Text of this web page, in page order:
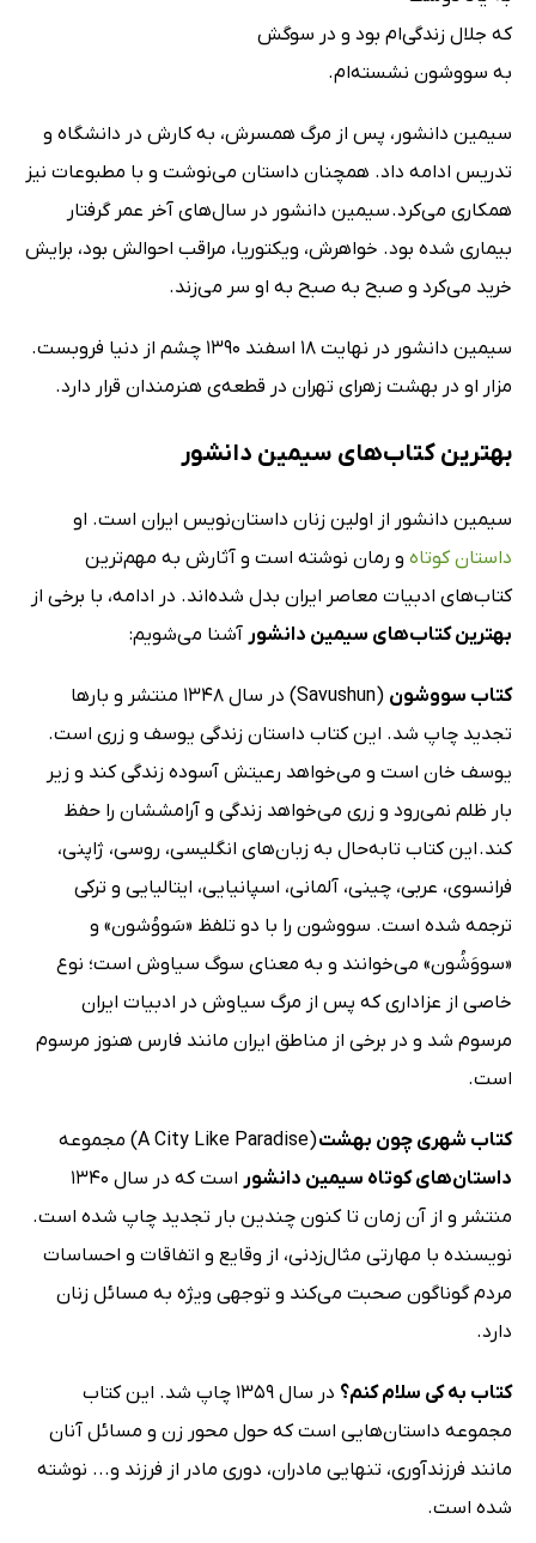
که جلال زندگی‌ام بود و در سوگش
به سووشون نشسته‌ام.
سیمین دانشور، پس از مرگ همسرش، به کارش در دانشگاه و
تدریس ادامه داد. همچنان داستان می‌نوشت و با مطبوعات نیز
همکاری می‌کرد. سیمین دانشور در سال‌های آخر عمر گرفتار
بیماری شده بود. خواهرش، ویکتوریا، مراقب احوالش بود، برایش
خرید می‌کرد و صبح به صبح به او سر می‌زند.
سیمین دانشور در نهایت 18 اسفند 1390 چشم از دنیا فروبست.
مزار او در بهشت‌ زهرای تهران در قطعه‌ی هنرمندان قرار دارد.
بهترین کتاب‌های سیمین دانشور
سیمین دانشور از اولین زنان داستان‌نویس ایران است. او
داستان کوتاه و رمان نوشته است و آثارش به مهم‌ترین
کتاب‌های ادبیات معاصر ایران بدل شده‌اند. در ادامه، با برخی از
بهترین کتاب‌های سیمین دانشور آشنا می‌شویم:
کتاب سووشون
(Savushun) در سال 1348 منتشر و بارها
تجدید چاپ شد. این کتاب داستان زندگی یوسف و زری است.
یوسف خان است و می‌خواهد رعیتش آسوده زندگی کند و زیر
بار ظلم نمی‌رود و زری می‌خواهد زندگی و آرامششان را حفظ
کند. این کتاب تابه‌حال به زبان‌های انگلیسی، روسی، ژاپنی،
فرانسوی، عربی، چینی،‌ آلمانی، اسپانیایی، ایتالیایی و ترکی
ترجمه شده است. سووشون را با دو تلفظ «سَووُشون» و
«سووَشُون» می‌خوانند و به معنای سوگ سیاوش است؛ نوع
خاصی از عزاداری که پس از مرگ سیاوش در ادبیات ایران
مرسوم شد و در برخی از مناطق ایران مانند فارس هنوز مرسوم
است.
کتاب شهری چون بهشت(A City Like Paradise) مجموعه
داستان‌های کوتاه سیمین دانشور
است که در سال 1340
منتشر و از آن زمان تا کنون چندین بار تجدید چاپ شده است.
نویسنده با مهارتی مثال‌زدنی، از وقایع و اتفاقات و احساسات
مردم گوناگون صحبت می‌کند و توجهی ویژه به مسائل زنان
دارد.
کتاب به کی سلام کنم؟
در سال 1359 چاپ شد. این کتاب
مجموعه داستان‌هایی است که حول محور زن و مسائل آنان
مانند فرزندآوری، تنهایی مادران، دوری مادر از فرزند و... نوشته
شده است.